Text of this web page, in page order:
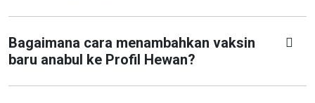
Bagaimana cara menambahkan vaksin
baru anabul ke Profil Hewan?